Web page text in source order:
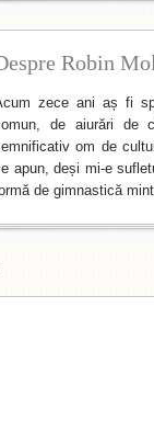
Robin
zece ani aș fi
de aiurări de
om de
apun, deși mi-e
de gimnastică